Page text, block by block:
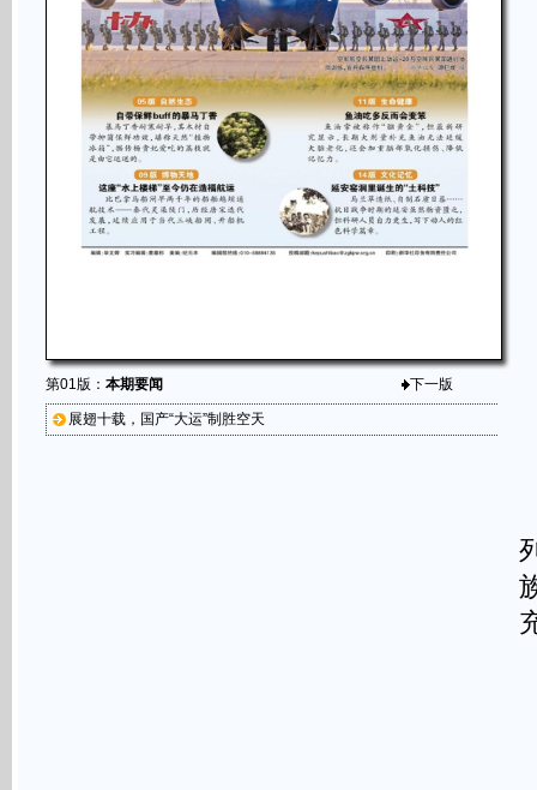
第01版： 本期要闻 下一版
展翅十载，国产“大运”制胜空天